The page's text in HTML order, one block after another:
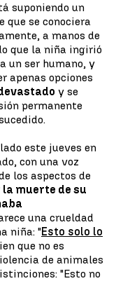
suponiendo un
que se conociera
a manos de
que la niña ingirió
un ser humano, y
apenas opciones
y se
permanente
este jueves en
con una voz
los aspectos de
la muerte de su
una crueldad
niña: "Esto solo lo
que no es
de animales
"Esto no